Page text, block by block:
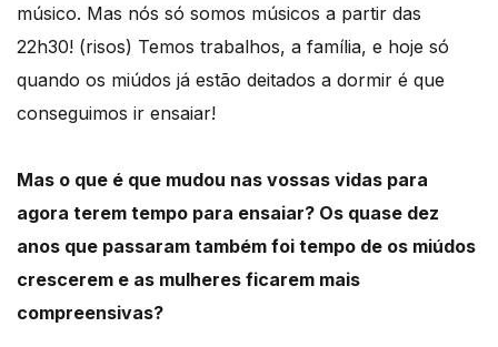
músico. Mas nós só somos músicos a partir das
22h30! (risos) Temos trabalhos, a família, e hoje só
quando os miúdos já estão deitados a dormir é que
conseguimos ir ensaiar!
Mas o que é que mudou nas vossas vidas para
agora terem tempo para ensaiar? Os quase dez
anos que passaram também foi tempo de os miúdos
crescerem e as mulheres ficarem mais
compreensivas?